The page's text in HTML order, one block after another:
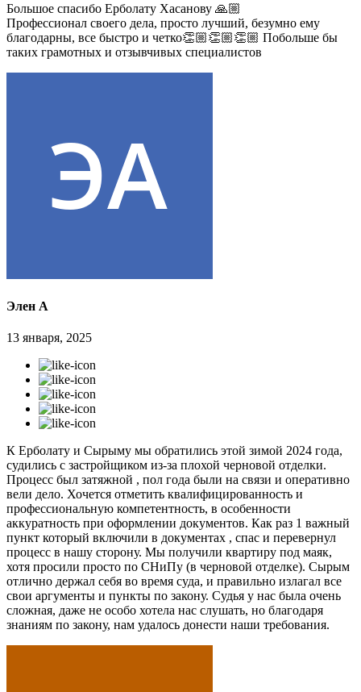
Большое спасибо Ерболату Хасанову 🙏🏼
Профессионал своего дела, просто лучший, безумно ему
благодарны, все быстро и четко👏🏼👏🏼👏🏼 Побольше бы
таких грамотных и отзывчивых специалистов
Элен А
13 января, 2025
К Ерболату и Сырыму мы обратились этой зимой 2024 года,
судились с застройщиком из-за плохой черновой отделки.
Процесс был затяжной , пол года были на связи и оперативно
вели дело. Хочется отметить квалифицированность и
профессиональную компетентность, в особенности
аккуратность при оформлении документов. Как раз 1 важный
пункт который включили в документах , спас и перевернул
процесс в нашу сторону. Мы получили квартиру под маяк,
хотя просили просто по СНиПу (в черновой отделке). Сырым
отлично держал себя во время суда, и правильно излагал все
свои аргументы и пункты по закону. Судья у нас была очень
сложная, даже не особо хотела нас слушать, но благодаря
знаниям по закону, нам удалось донести наши требования.